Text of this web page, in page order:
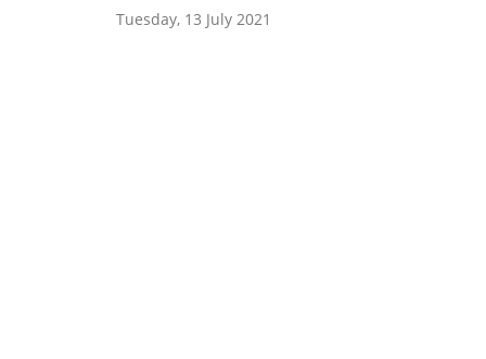
Tuesday, 13 July 2021